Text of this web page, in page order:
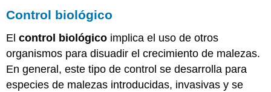
Control biológico
Elcontrol biológico implica el uso de otros
organismos para disuadir el crecimiento de malezas.
En general, este tipo de control se desarrolla para
especies de malezas introducidas, invasivas y se